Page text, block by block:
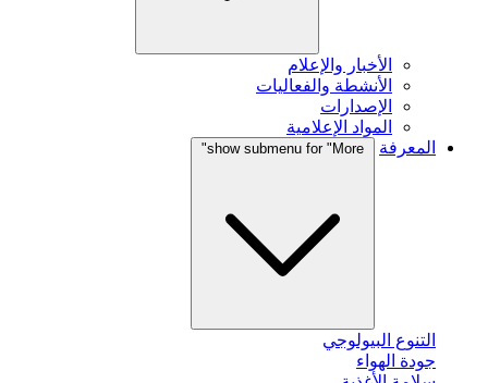
الأخبار والإعلام
الأنشطة والفعاليات
الإصدارات
المواد الإعلامية
المعرفة
show submenu for "More"
التنوع البيولوجي
جودة الهواء